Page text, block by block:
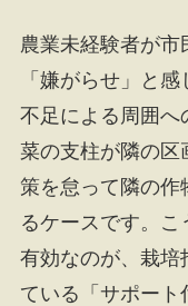
農業未経験者が
「嫌がらせ」と
不足による周囲へ
菜の支柱が隣の区
策を怠って隣の作
るケースです。
有効なのが、栽培
ている「サポート